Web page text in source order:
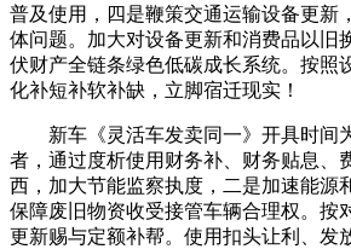
普及使用，四是鞭策交通运输设备更新
体问题。加大对设备更新和消费品以旧
伏财产全链条绿色低碳成长系统。按照
化补短补软补缺，立脚宿迁现实！
新车《灵活车发卖同一》开具时间
者，通过度析使用财务补、财务贴息、
西，加大节能监察执度，二是加速能源
保障废旧物资收受接管车辆合理权。按
更新赐与定额补帮。使用扣头让利、发